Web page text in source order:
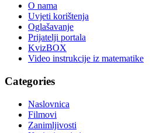
O nama
Uvjeti korištenja
Oglašavanje
Prijatelji portala
KvizBOX
Video instrukcije iz matematike
Categories
Naslovnica
Filmovi
Zanimljivosti